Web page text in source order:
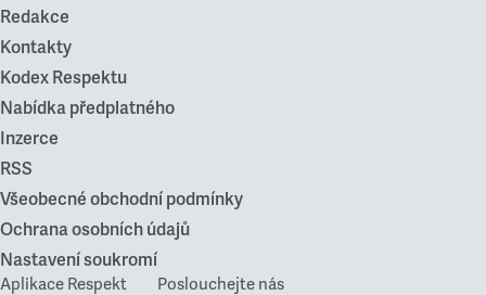
Redakce
Kontakty
Kodex Respektu
Nabídka předplatného
Inzerce
RSS
Všeobecné obchodní podmínky
Ochrana osobních údajů
Nastavení soukromí
Aplikace Respekt Poslouchejte nás